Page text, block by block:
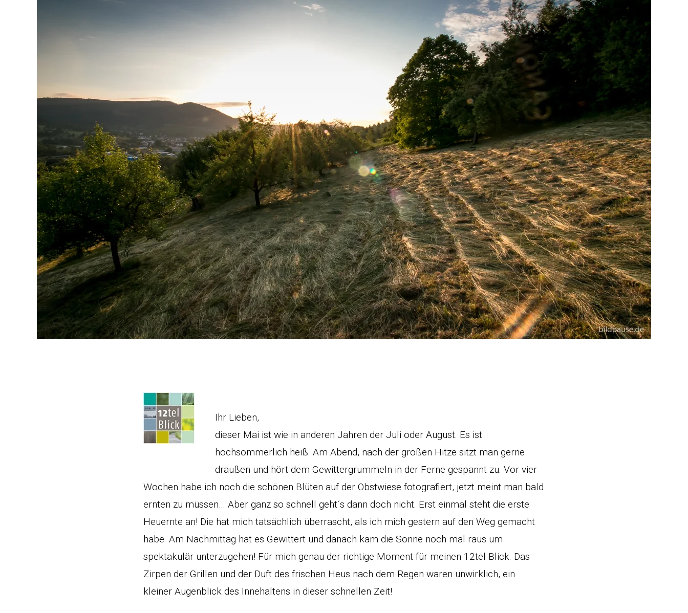
Ihr Lieben,
dieser Mai ist wie in anderen Jahren der Juli oder August. Es ist
hochsommerlich heiß. Am Abend, nach der großen Hitze sitzt man gerne
draußen und hört dem Gewittergrummeln in der Ferne gespannt zu. Vor vier
Wochen habe ich noch die schönen Blüten auf der Obstwiese fotografiert, jetzt meint man bald
ernten zu müssen… Aber ganz so schnell geht´s dann doch nicht. Erst einmal steht die erste
Heuernte an! Die hat mich tatsächlich überrascht, als ich mich gestern auf den Weg gemacht
habe. Am Nachmittag hat es Gewittert und danach kam die Sonne noch mal raus um
spektakulär unterzugehen! Für mich genau der richtige Moment für meinen 12tel Blick. Das
Zirpen der Grillen und der Duft des frischen Heus nach dem Regen waren unwirklich, ein
kleiner Augenblick des Innehaltens in dieser schnellen Zeit!